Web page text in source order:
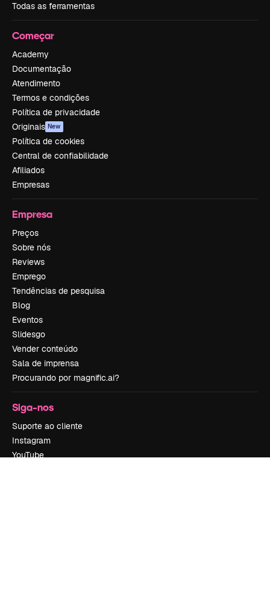
Todas as ferramentas
Começar
Academy
Documentação
Atendimento
Termos e condições
Política de privacidade
Originais New
Política de cookies
Central de confiabilidade
Afiliados
Empresas
Empresa
Preços
Sobre nós
Reviews
Emprego
Tendências de pesquisa
Blog
Eventos
Slidesgo
Vender conteúdo
Sala de imprensa
Procurando por magnific.ai?
Siga-nos
Suporte ao cliente
Instagram
YouTube